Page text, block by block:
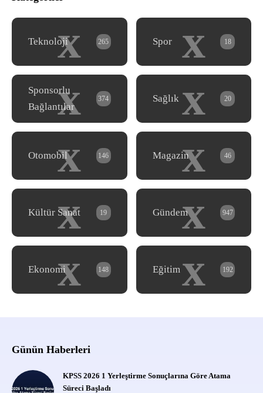
x
Teknoloji 265 x
Spor 18
x
Sponsorlu
Bağlantılar
374 x
Sağlık 20
x
Otomobil 146 x
Magazin 46
x
Kültür Sanat 19 x
Gündem 947
x
Ekonomi 148 x
Eğitim 192
Günün Haberleri
KPSS 2026 1 Yerleştirme Sonuçlarına Göre Atama
Süreci Başladı